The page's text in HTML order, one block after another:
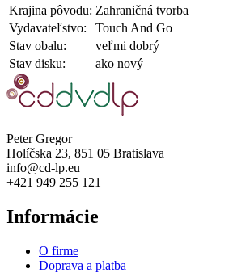
Krajina pôvodu: Zahraničná tvorba
Vydavateľstvo:
Touch And Go
Stav obalu:
veľmi dobrý
Stav disku:
ako nový
Peter Gregor
Holíčska 23, 851 05 Bratislava
info@cd-lp.eu
+421 949 255 121
Informácie
O firme
Doprava a platba